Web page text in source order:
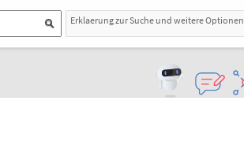
Erklaerung zur Suche und weitere Optionen